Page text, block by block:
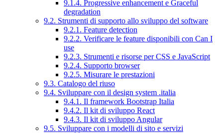
9.1.4. Progressive enhancement e Graceful
degradation
9.2. Strumenti di supporto allo sviluppo del software
9.2.1. Feature detection
9.2.2. Verificare le feature disponibili con Can I
use
9.2.3. Strumenti e risorse per CSS e JavaScript
9.2.4. Supporto browser
9.2.5. Misurare le prestazioni
9.3. Catalogo del riuso
9.4. Sviluppare con il design system .italia
9.4.1. Il framework Bootstrap Italia
9.4.2. Il kit di sviluppo React
9.4.3. Il kit di sviluppo Angular
9.5. Sviluppare con i modelli di sito e servizi